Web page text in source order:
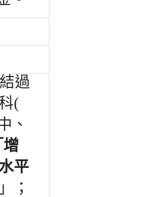
過
(
、
增
平
；